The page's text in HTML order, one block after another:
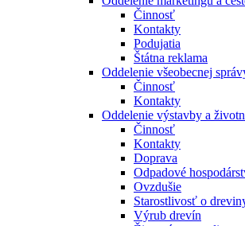
Činnosť
Kontakty
Podujatia
Štátna reklama
Oddelenie všeobecnej
Činnosť
Kontakty
Oddelenie výstavby a
Činnosť
Kontakty
Doprava
Odpadové
Ovzdušie
Starostlivosť o
Výrub drevín